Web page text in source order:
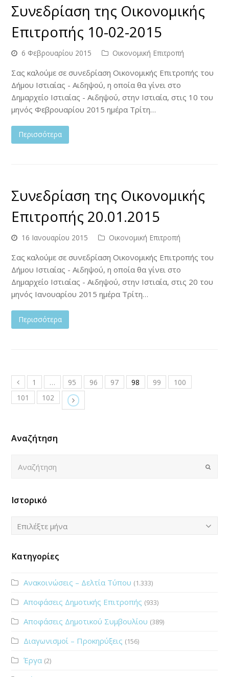
Συνεδρίαση της Οικονομικής
Επιτροπής 10-02-2015
6 Φεβρουαρίου 2015 Οικονομική Επιτροπή
Σας καλούμε σε συνεδρίαση Οικονομικής Επιτροπής του
Δήμου Ιστιαίας - Αιδηψού, η οποία θα γίνει στο
Δημαρχείο Ιστιαίας - Αιδηψού, στην Ιστιαία, στις 10 του
μηνός Φεβρουαρίου 2015 ημέρα Τρίτη…
Περισσότερα
Συνεδρίαση της Οικονομικής
Επιτροπής 20.01.2015
16 Ιανουαρίου 2015 Οικονομική Επιτροπή
Σας καλούμε σε συνεδρίαση Οικονομικής Επιτροπής του
Δήμου Ιστιαίας - Αιδηψού, η οποία θα γίνει στο
Δημαρχείο Ιστιαίας - Αιδηψού, στην Ιστιαία, στις 20 του
μηνός Ιανουαρίου 2015 ημέρα Τρίτη…
Περισσότερα
1 … 95 96 97 98 99
100
101
102
Αναζήτηση
Submit
Ιστορικό
Ιστορικό
Επιλέξτε μήνα
Κατηγορίες
Ανακοινώσεις – Δελτία Τύπου (1.333)
Αποφάσεις Δημοτικής Επιτροπής (933)
Αποφάσεις Δημοτικού Συμβουλίου (389)
Διαγωνισμοί – Προκηρύξεις (156)
Έργα (2)